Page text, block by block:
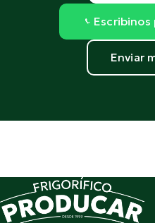
Escribinos
Enviar